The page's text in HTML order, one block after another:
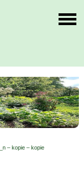
– kopie – kopie